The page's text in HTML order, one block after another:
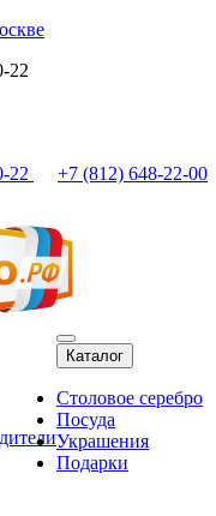
22
22
+7 (812) 648-22-00
Каталог
Столовое серебро
Посуда
Украшения
Подарки